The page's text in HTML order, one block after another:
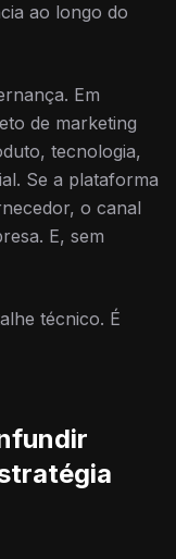
ao longo do
Em
de marketing
tecnologia,
Se a plataforma
o canal
E, sem
técnico. É